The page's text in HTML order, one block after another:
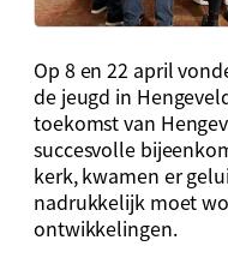
Op 8 en 22 april
de jeugd in
toekomst van
succesvolle
kerk, kwamen er
nadrukkelijk moet
ontwikkelingen.